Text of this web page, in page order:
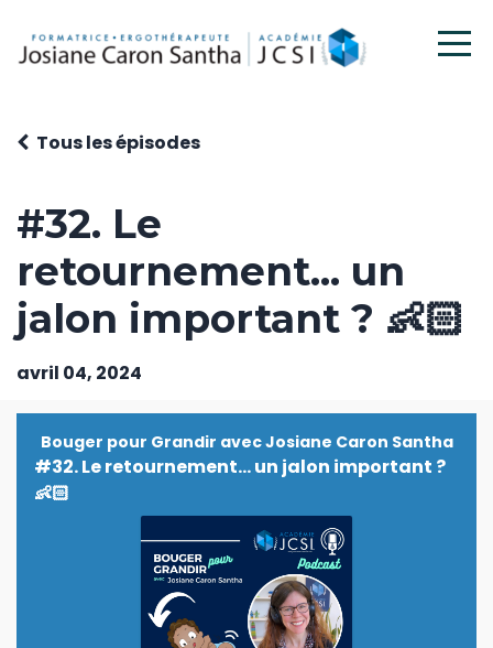
#32. Le
retournement... un
jalon important ? 👶🏻
Tous les épisodes
avril 04, 2024